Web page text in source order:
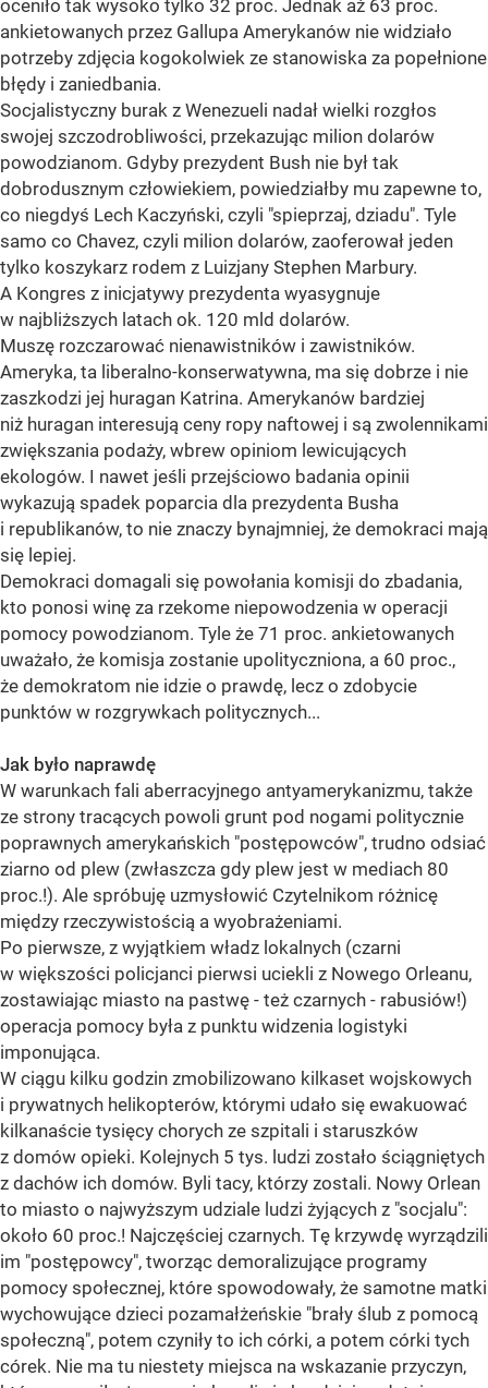
oceniło tak wysoko tylko 32 proc. Jednak aż 63 proc.
ankietowanych przez Gallupa Amerykanów nie widziało
potrzeby zdjęcia kogokolwiek ze stanowiska za popełnione
błędy i zaniedbania.
Socjalistyczny burak z Wenezueli nadał wielki rozgłos
swojej szczodrobliwości, przekazując milion dolarów
powodzianom. Gdyby prezydent Bush nie był tak
dobrodusznym człowiekiem, powiedziałby mu zapewne to,
co niegdyś Lech Kaczyński, czyli "spieprzaj, dziadu". Tyle
samo co Chavez, czyli milion dolarów, zaoferował jeden
tylko koszykarz rodem z Luizjany Stephen Marbury.
A Kongres z inicjatywy prezydenta wyasygnuje
w najbliższych latach ok. 120 mld dolarów.
Muszę rozczarować nienawistników i zawistników.
Ameryka, ta liberalno-konserwatywna, ma się dobrze i nie
zaszkodzi jej huragan Katrina. Amerykanów bardziej
niż huragan interesują ceny ropy naftowej i są zwolennikami
zwiększania podaży, wbrew opiniom lewicujących
ekologów. I nawet jeśli przejściowo badania opinii
wykazują spadek poparcia dla prezydenta Busha
i republikanów, to nie znaczy bynajmniej, że demokraci mają
się lepiej.
Demokraci domagali się powołania komisji do zbadania,
kto ponosi winę za rzekome niepowodzenia w operacji
pomocy powodzianom. Tyle że 71 proc. ankietowanych
uważało, że komisja zostanie upolityczniona, a 60 proc.,
że demokratom nie idzie o prawdę, lecz o zdobycie
punktów w rozgrywkach politycznych...
Jak było naprawdę
W warunkach fali aberracyjnego antyamerykanizmu, także
ze strony tracących powoli grunt pod nogami politycznie
poprawnych amerykańskich "postępowców", trudno odsiać
ziarno od plew (zwłaszcza gdy plew jest w mediach 80
proc.!). Ale spróbuję uzmysłowić Czytelnikom różnicę
między rzeczywistością a wyobrażeniami.
Po pierwsze, z wyjątkiem władz lokalnych (czarni
w większości policjanci pierwsi uciekli z Nowego Orleanu,
zostawiając miasto na pastwę - też czarnych - rabusiów!)
operacja pomocy była z punktu widzenia logistyki
imponująca.
W ciągu kilku godzin zmobilizowano kilkaset wojskowych
i prywatnych helikopterów, którymi udało się ewakuować
kilkanaście tysięcy chorych ze szpitali i staruszków
z domów opieki. Kolejnych 5 tys. ludzi zostało ściągniętych
z dachów ich domów. Byli tacy, którzy zostali. Nowy Orlean
to miasto o najwyższym udziale ludzi żyjących z "socjalu":
około 60 proc.! Najczęściej czarnych. Tę krzywdę wyrządzili
im "postępowcy", tworząc demoralizujące programy
pomocy społecznej, które spowodowały, że samotne matki
wychowujące dzieci pozamałżeńskie "brały ślub z pomocą
społeczną", potem czyniły to ich córki, a potem córki tych
córek. Nie ma tu niestety miejsca na wskazanie przyczyn,